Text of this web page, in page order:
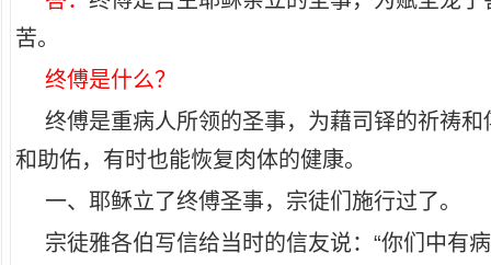
苦。
终傅是什么？
终傅是重病人所领的圣事，为藉司铎的祈祷
和助佑，有时也能恢复肉体的健康。
一、耶稣立了终傅圣事，宗徒们施行过了。
宗徒雅各伯写信给当时的信友说：“你们中有